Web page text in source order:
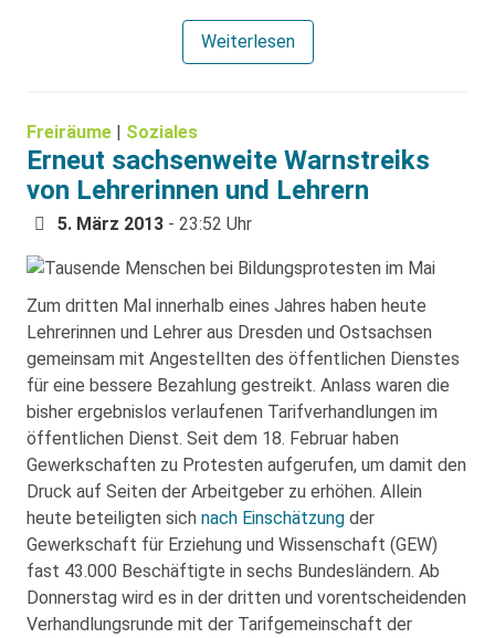
Weiterlesen
Freiräume | Soziales
Erneut sachsenweite Warnstreiks
von Lehrerinnen und Lehrern
5. März 2013 - 23:52 Uhr
Zum dritten Mal innerhalb eines Jahres haben heute
Lehrerinnen und Lehrer aus Dresden und Ostsachsen
gemeinsam mit Angestellten des öffentlichen Dienstes
für eine bessere Bezahlung gestreikt. Anlass waren die
bisher ergebnislos verlaufenen Tarifverhandlungen im
öffentlichen Dienst. Seit dem 18. Februar haben
Gewerkschaften zu Protesten aufgerufen, um damit den
Druck auf Seiten der Arbeitgeber zu erhöhen. Allein
heute beteiligten sich nach Einschätzung der
Gewerkschaft für Erziehung und Wissenschaft (GEW)
fast 43.000 Beschäftigte in sechs Bundesländern. Ab
Donnerstag wird es in der dritten und vorentscheidenden
Verhandlungsrunde mit der Tarifgemeinschaft der